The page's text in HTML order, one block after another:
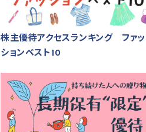
株主優待アクセスランキング ファッ
ションベスト10